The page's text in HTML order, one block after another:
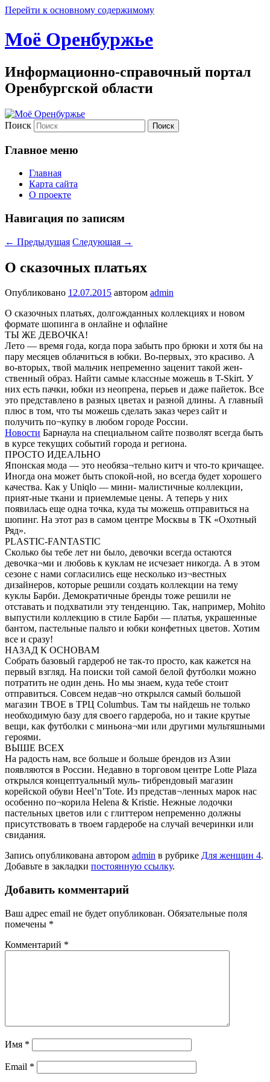
Перейти к основному содержимому
Моё Оренбуржье
Информационно-справочный портал
Оренбургской области
Поиск
Главное меню
Главная
Карта сайта
О проекте
Навигация по записям
← Предыдущая Следующая →
О сказочных платьях
Опубликовано 12.07.2015 автором admin
О сказочных платьях, долгожданных коллекциях и новом
формате шопинга в онлайне и офлайне
ТЫ ЖЕ ДЕВОЧКА!
Лето — время года, когда пора забыть про брюки и хотя бы на
пару месяцев облачиться в юбки. Во-первых, это красиво. А
во-вторых, твой мальчик непременно заценит такой жен-
ственный образ. Найти самые классные можешь в T-Skirt. У
них есть пачки, юбки из неопрена, перьев и даже пайеток. Все
это представлено в разных цветах и разной длины. А главный
плюс в том, что ты можешь сделать заказ через сайт и
получить по¬купку в любом городе России.
Новости Барнаула на специальном сайте позволят всегда быть
в курсе текущих событий города и региона.
ПРОСТО ИДЕАЛЬНО
Японская мода — это необяза¬тельно китч и что-то кричащее.
Иногда она может быть спокой-ной, но всегда будет хорошего
качества. Как у Uniqlo — мини- малистичные коллекции,
прият-ные ткани и приемлемые цены. А теперь у них
появилась еще одна точка, куда ты можешь отправиться на
шопинг. На этот раз в самом центре Москвы в ТК «Охотный
Ряд».
PLASTIC-FANTASTIC
Сколько бы тебе лет ни было, девочки всегда остаются
девочка¬ми и любовь к куклам не исчезает никогда. А в этом
сезоне с нами согласились еще несколько из¬вестных
дизайнеров, которые решили создать коллекции на тему
куклы Барби. Демократичные бренды тоже решили не
отставать и подхватили эту тенденцию. Так, например, Mohito
выпустили коллекцию в стиле Барби — платья, украшенные
бантом, пастельные пальто и юбки конфетных цветов. Хотим
все и сразу!
НАЗАД К ОСНОВАМ
Собрать базовый гардероб не так-то просто, как кажется на
первый взгляд. На поиски той самой белой футболки можно
потратить не один день. Но мы знаем, куда тебе стоит
отправиться. Совсем недав¬но открылся самый большой
магазин ТВОЕ в ТРЦ Columbus. Там ты найдешь не только
необходимую базу для своего гардероба, но и такие крутые
вещи, как футболки с миньона¬ми или другими мультяшными
героями.
ВЫШЕ ВСЕХ
На радость нам, все больше и больше брендов из Азии
появляются в России. Недавно в торговом центре Lotte Plaza
открылся концептуальный муль- тибрендовый магазин
корейской обуви Heel’n’Tote. Из представ¬ленных марок нас
особенно по¬корила Helena & Kristie. Нежные лодочки
пастельных цветов или с глиттером непременно должны
присутствовать в твоем гардеробе на случай вечеринки или
свидания.
Запись опубликована автором admin в рубрике Для женщин 4.
Добавьте в закладки постоянную ссылку.
Добавить комментарий
Ваш адрес email не будет опубликован. Обязательные поля
помечены *
Комментарий *
Имя *
Email *